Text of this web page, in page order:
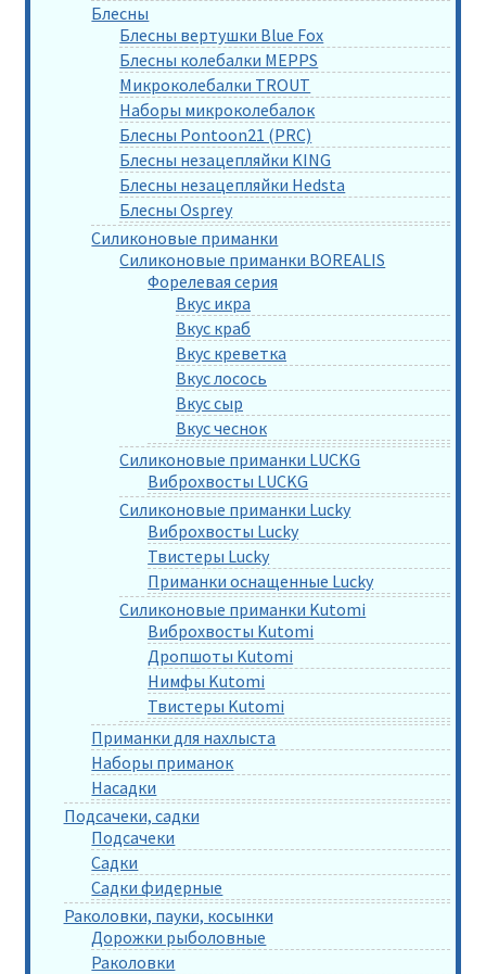
Блесны
Блесны вертушки Blue Fox
Блесны колебалки MEPPS
Микроколебалки TROUT
Наборы микроколебалок
Блесны Pontoon21 (PRC)
Блесны незацепляйки KING
Блесны незацепляйки Hedsta
Блесны Osprey
Силиконовые приманки
Силиконовые приманки BOREALIS
Форелевая серия
Вкус икра
Вкус краб
Вкус креветка
Вкус лосось
Вкус сыр
Вкус чеснок
Силиконовые приманки LUCKG
Виброхвосты LUCKG
Силиконовые приманки Lucky
Виброхвосты Lucky
Твистеры Lucky
Приманки оснащенные Lucky
Силиконовые приманки Kutomi
Виброхвосты Kutomi
Дропшоты Kutomi
Нимфы Kutomi
Твистеры Kutomi
Приманки для нахлыста
Наборы приманок
Насадки
Подсачеки, садки
Подсачеки
Садки
Садки фидерные
Раколовки, пауки, косынки
Дорожки рыболовные
Раколовки